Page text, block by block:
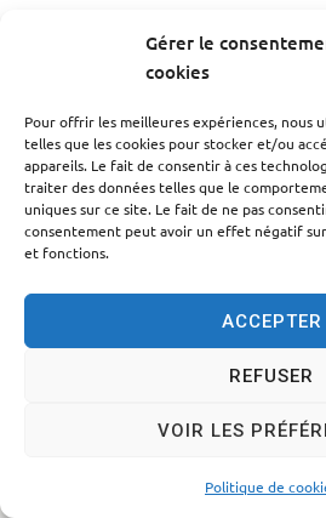
Gérer le
cookies
Pour offrir les meilleures expériences, nous
telles que les cookies pour stocker et/ou
appareils. Le fait de consentir à ces
traiter des données telles que le
uniques sur ce site. Le fait de ne pas
consentement peut avoir un effet négatif
et fonctions.
ACCEPTER
REFUSER
VOIR LES
Politique de
© 2024 - Propulsé